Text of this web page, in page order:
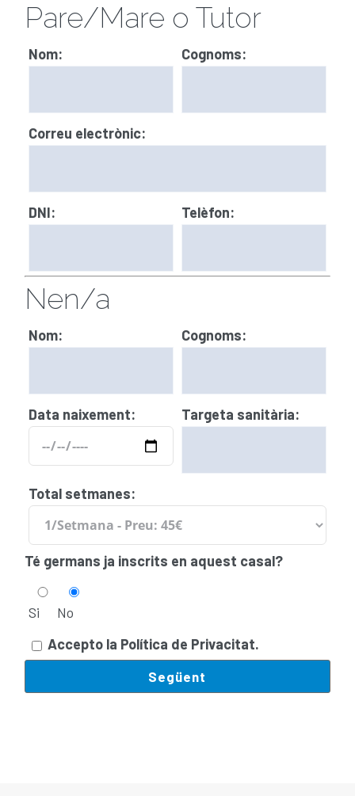
Pare/Mare o Tutor
Nom: Cognoms:
Correu electrònic:
DNI: Telèfon:
Nen/a
Nom: Cognoms:
Data naixement: Targeta sanitària:
Total setmanes:
Té germans ja inscrits en aquest casal?
Si
No
Accepto la Política de Privacitat.